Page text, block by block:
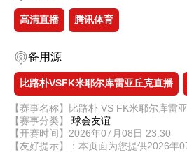
高清直播 腾讯体育
备用源
比路朴VSFK米耶尔库雷亚丘克直播
【赛事名称】比路朴 VS FK米耶尔库雷
【赛事分类】 球会友谊
【开赛时间】2026年07月08日 23:30
【友好提示】：本页面为您提供2026年